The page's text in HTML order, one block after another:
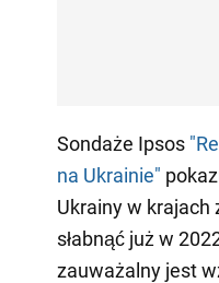
Sondaże Ipsos
na Ukrainie"
Ukrainy w krajach
słabnąć już w
zauważalny jest